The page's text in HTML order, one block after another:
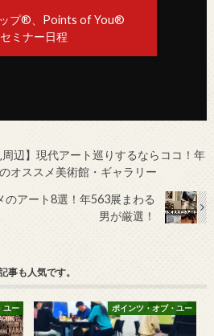
プ®、Points of You®
セミナー日程
周辺】現代アート巡りするならココ！年
オススメ美術館・ギャラリー
のアート8選！年563展まわる
男が厳選！
事も人気です。
ユー ポインツ・オブ・ユー